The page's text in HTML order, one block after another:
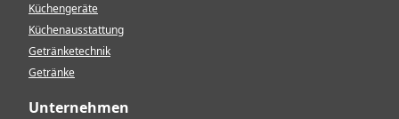
Küchengeräte
Küchenausstattung
Getränketechnik
Getränke
Unternehmen